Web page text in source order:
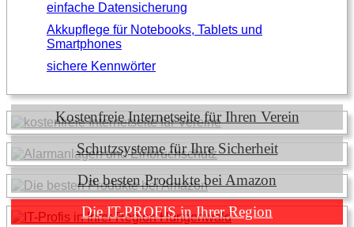
einfache Datensicherung
Akkupflege für Notebooks, Tablets und
Smartphones
sichere Kennwörter
Kostenfreie Internetseite für Ihren Verein
Schutzsysteme für Ihre Sicherheit
Die besten Produkte bei Amazon
Die IT-PROFIS in Ihrer Region